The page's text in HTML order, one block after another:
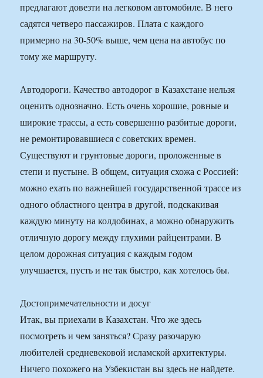
предлагают довезти на легковом автомобиле. В него
садятся четверо пассажиров. Плата с каждого
примерно на 30-50% выше, чем цена на автобус по
тому же маршруту.
Автодороги. Качество автодорог в Казахстане нельзя
оценить однозначно. Есть очень хорошие, ровные и
широкие трассы, а есть совершенно разбитые дороги,
не ремонтировавшиеся с советских времен.
Существуют и грунтовые дороги, проложенные в
степи и пустыне. В общем, ситуация схожа с Россией:
можно ехать по важнейшей государственной трассе из
одного областного центра в другой, подскакивая
каждую минуту на колдобинах, а можно обнаружить
отличную дорогу между глухими райцентрами. В
целом дорожная ситуация с каждым годом
улучшается, пусть и не так быстро, как хотелось бы.
Достопримечательности и досуг
Итак, вы приехали в Казахстан. Что же здесь
посмотреть и чем заняться? Сразу разочарую
любителей средневековой исламской архитектуры.
Ничего похожего на Узбекистан вы здесь не найдете.